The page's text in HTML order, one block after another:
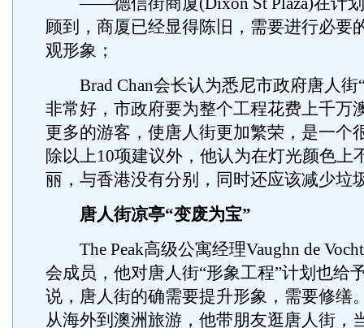
顾到，商厦已经显得陈旧，需要进行必要
观形象；
Brad Chan会长认为悉尼市政府唐人街
非常好，市政府要为整个工程花费上千万
更多的游客，使唐人街更加繁荣，是一个
除以上10项建议外，他认为在灯光颜色上
丽，与香港没有分别，同时还应该减少垃
唐人街凉亭“变废为宝”
The Peak高级公寓经理Vaughn de
会成员，他对唐人街“形象工程”计划也给
说，唐人街的确需要提升形象，需要修缮
从海外到澳洲旅游，他带朋友逛唐人街，